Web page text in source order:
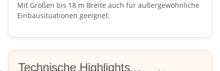
Mit Größen bis 18 m Breite auch für außergewöhnliche
Einbausituationen geeignet.
Technische Highlights